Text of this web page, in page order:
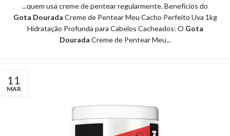
...quem usa creme de pentear regularmente. Benefícios do
Gota Dourada Creme de Pentear Meu Cacho Perfeito Uva 1kg
Hidratação Profunda para Cabelos Cacheados: O Gota
Dourada Creme de Pentear Meu...
11
MAR